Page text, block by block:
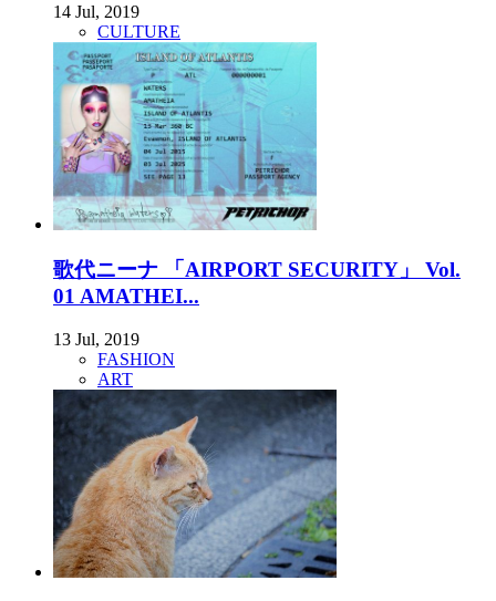
14 Jul, 2019
CULTURE
歌代ニーナ 「AIRPORT SECURITY」 Vol.
01 AMATHEI...
13 Jul, 2019
FASHION
ART